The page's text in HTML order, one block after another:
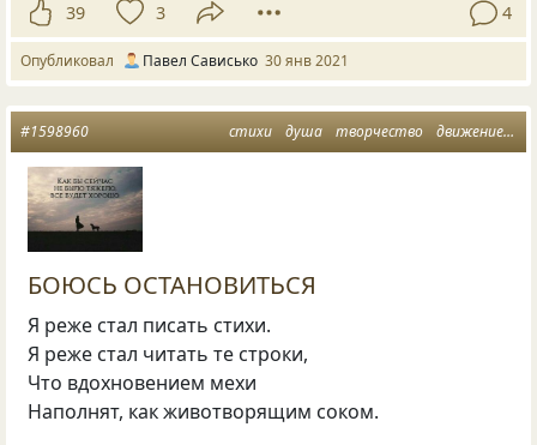
39 3 4
Опубликовал Павел Сависько 30 янв 2021
стихи душа творчество движение
#1598960
БОЮСЬ ОСТАНОВИТЬСЯ
Я реже стал писать стихи.
Я реже стал читать те строки,
Что вдохновением мехи
Наполнят, как животворящим соком.